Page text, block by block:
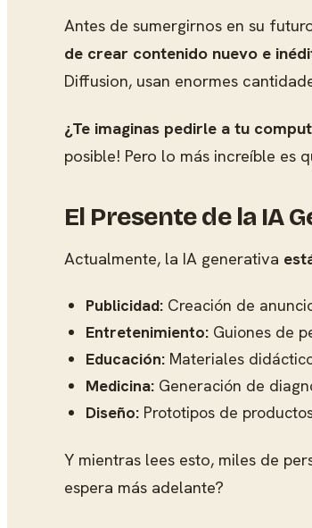
Antes de sumergirnos en su
de crear contenido nuevo e
Diffusion, usan enormes
¿Te imaginas pedirle a tu
posible! Pero lo más increíble es
El Presente de la IA
Actualmente, la IA generativa
Publicidad: Creación de
Entretenimiento: Guiones de
Educación: Materiales
Medicina: Generación de
Diseño: Prototipos de
Y mientras lees esto, miles de
espera más adelante?